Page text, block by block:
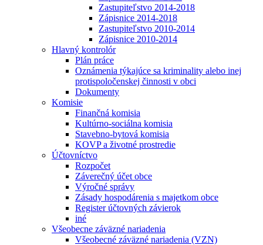
Zastupiteľstvo 2014-2018
Zápisnice 2014-2018
Zastupiteľstvo 2010-2014
Zápisnice 2010-2014
Hlavný kontrolór
Plán práce
Oznámenia týkajúce sa kriminality alebo inej
protispoločenskej činnosti v obci
Dokumenty
Komisie
Finančná komisia
Kultúrno-sociálna komisia
Stavebno-bytová komisia
KOVP a životné prostredie
Účtovníctvo
Rozpočet
Záverečný účet obce
Výročné správy
Zásady hospodárenia s majetkom obce
Register účtovných závierok
iné
Všeobecne záväzné nariadenia
Všeobecné záväzné nariadenia (VZN)